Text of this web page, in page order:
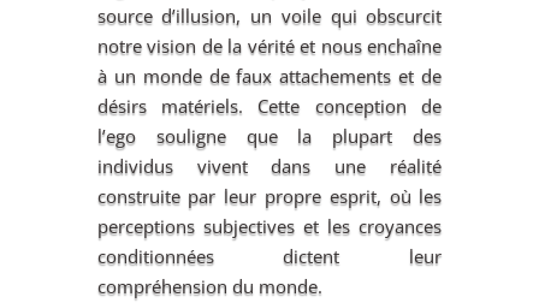
source d’illusion, un voile qui obscurcit
notre vision de la vérité et nous enchaîne
à un monde de faux attachements et de
désirs matériels. Cette conception de
l’ego souligne que la plupart des
individus vivent dans une réalité
construite par leur propre esprit, où les
perceptions subjectives et les croyances
conditionnées dictent leur
compréhension du monde.